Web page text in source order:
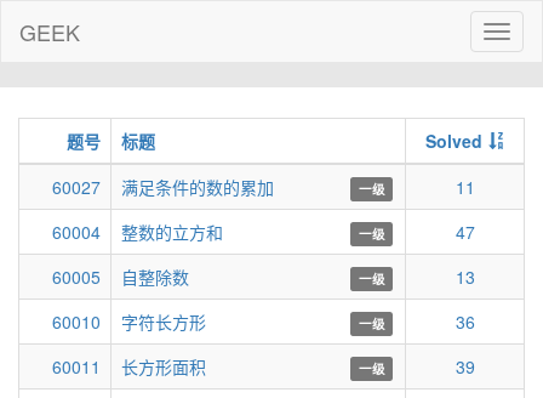
GEEK
题号 标题
Solved
60027
满足条件的数的累加 一级
11
60004
整数的立方和 一级
47
60005
自整除数 一级
13
60010
字符长方形 一级
36
60011
长方形面积 一级
39